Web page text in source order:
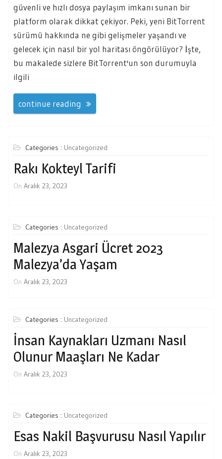
güvenli ve hızlı dosya paylaşım imkanı sunan bir
platform olarak dikkat çekiyor. Peki, yeni BitTorrent
sürümü hakkında ne gibi gelişmeler yaşandı ve
gelecek için nasıl bir yol haritası öngörülüyor? İşte,
bu makalede sizlere BitTorrent'un son durumuyla
ilgili
continue reading
Categories : Uncategorized
Rakı Kokteyl Tarifi
On Aralık 23, 2023
Categories : Uncategorized
Malezya Asgari Ücret 2023
Malezya’da Yaşam
On Aralık 23, 2023
Categories : Uncategorized
İnsan Kaynakları Uzmanı Nasıl
Olunur Maaşları Ne Kadar
On Aralık 23, 2023
Categories : Uncategorized
Esas Nakil Başvurusu Nasıl Yapılır
On Aralık 23, 2023